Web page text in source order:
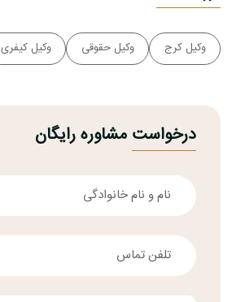
وکیل کرج وکیل حقوقی وکیل کیفری
درخواست مشاوره رایگان